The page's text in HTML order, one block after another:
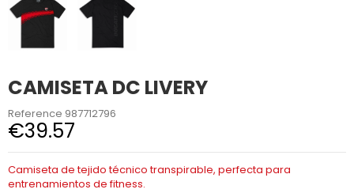
CAMISETA DC LIVERY
Reference 987712796
€39.57
Camiseta de tejido técnico transpirable, perfecta para
entrenamientos de fitness.